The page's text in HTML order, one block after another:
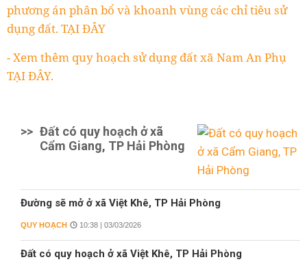
phương án phân bổ và khoanh vùng các chỉ tiêu sử
dụng đất. TẠI ĐÂY
- Xem thêm quy hoạch sử dụng đất xã Nam An Phụ
TẠI ĐÂY.
>> Đất có quy hoạch ở xã
Cẩm Giang, TP Hải Phòng
Đường sẽ mở ở xã Việt Khê, TP Hải Phòng
QUY HOẠCH 10:38 | 03/03/2026
Đất có quy hoạch ở xã Việt Khê, TP Hải Phòng